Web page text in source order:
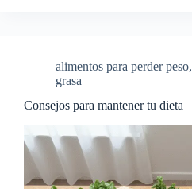
alimentos para perder peso,
grasa
Consejos para mantener tu dieta